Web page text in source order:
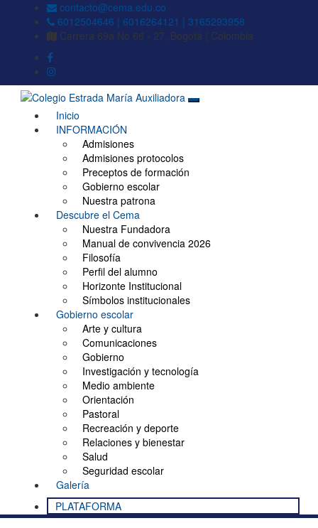
contacto@cema.edu.co
6012504646 | 6016264121 | 3165293958
Carrera 69a No 66 - 27, Bogotá | Colombia
Colegio Estrada María
Auxiliadora
Inicio
INFORMACIÓN
Admisiones
Admisiones protocolos
Preceptos de formación
Gobierno escolar
Nuestra patrona
Descubre el Cema
Nuestra Fundadora
Manual de convivencia 2026
Filosofía
Perfil del alumno
Horizonte Institucional
Símbolos institucionales
Gobierno escolar
Arte y cultura
Comunicaciones
Gobierno
Investigación y tecnología
Medio ambiente
Orientación
Pastoral
Recreación y deporte
Relaciones y bienestar
Salud
Seguridad escolar
Galería
PLATAFORMA